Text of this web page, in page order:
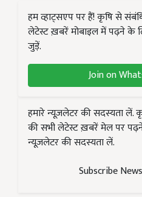
हम व्हाट्सएप पर हैं! कृषि से
लेटेस्ट ख़बरें मोबाइल में पढ़ने के
जुड़ें.
Join on
हमारे न्यूज़लेटर की सदस्यता लें.
की सभी लेटेस्ट ख़बरें मेल पर
न्यूज़लेटर की सदस्यता लें.
Subscribe